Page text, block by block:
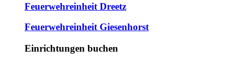
Feuerwehreinheit Dreetz
Feuerwehreinheit Giesenhorst
Einrichtungen buchen